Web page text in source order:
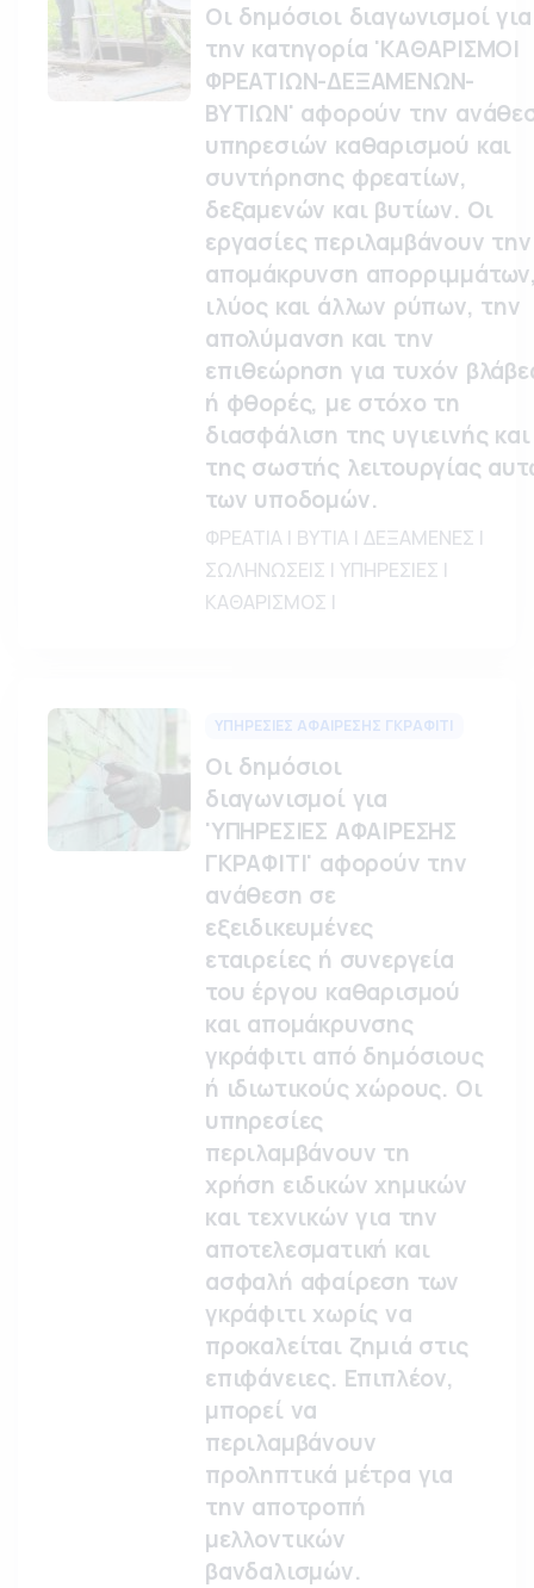
Οι δημόσιοι διαγωνισμοί για
την κατηγορία 'ΚΑΘΑΡΙΣΜΟΙ
ΦΡΕΑΤΙΩΝ-ΔΕΞΑΜΕΝΩΝ-
ΒΥΤΙΩΝ' αφορούν την
υπηρεσιών καθαρισμού και
συντήρησης φρεατίων,
δεξαμενών και βυτίων. Οι
εργασίες περιλαμβάνουν την
απομάκρυνση
ιλύος και άλλων ρύπων, την
απολύμανση και την
επιθεώρηση για τυχόν
ή φθορές, με στόχο τη
διασφάλιση της υγιεινής και
της σωστής λειτουργίας
των υποδομών.
ΦΡΕΑΤΙΑ | ΒΥΤΙΑ | ΔΕΞΑΜΕΝΕΣ |
ΣΩΛΗΝΩΣΕΙΣ | ΥΠΗΡΕΣΙΕΣ |
ΚΑΘΑΡΙΣΜΟΣ |
ΥΠΗΡΕΣΙΕΣ ΑΦΑΙΡΕΣΗΣ ΓΚΡΑΦΙΤΙ
Οι δημόσιοι
διαγωνισμοί για
'ΥΠΗΡΕΣΙΕΣ ΑΦΑΙΡΕΣΗΣ
ΓΚΡΑΦΙΤΙ' αφορούν την
ανάθεση σε
εξειδικευμένες
εταιρείες ή συνεργεία
του έργου καθαρισμού
και απομάκρυνσης
γκράφιτι από δημόσιους
ή ιδιωτικούς χώρους. Οι
υπηρεσίες
περιλαμβάνουν τη
χρήση ειδικών χημικών
και τεχνικών για την
αποτελεσματική και
ασφαλή αφαίρεση των
γκράφιτι χωρίς να
προκαλείται ζημιά στις
επιφάνειες. Επιπλέον,
μπορεί να
περιλαμβάνουν
προληπτικά μέτρα για
την αποτροπή
μελλοντικών
βανδαλισμών.